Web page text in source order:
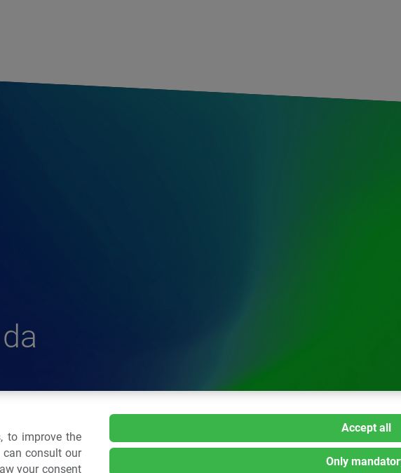
da
to improve the
can consult our
your consent
Accept all
Only